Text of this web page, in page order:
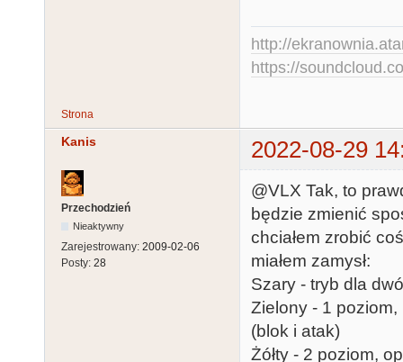
http://
https://
Strona
Kanis 2022-08-29
Przechodzień
Nieaktywny
Zarejestrowany: 2009-02-06
Posty: 28
@VLX Tak, to
będzie zmienić
chciałem zrobić
miałem zamysł:
Szary - tryb dla
Zielony - 1 poziom,
(blok i atak)
Żółty - 2 poziom,